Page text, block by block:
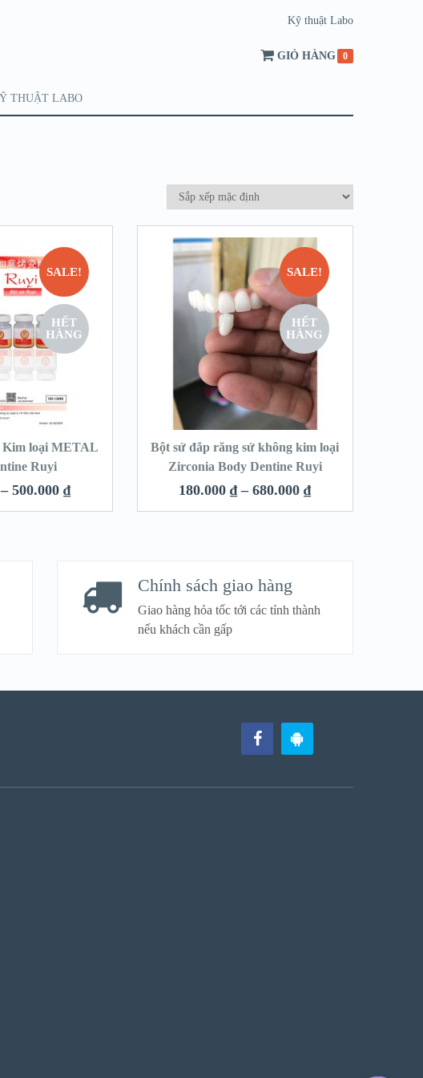
Kỹ thuật Labo
GIỎ HÀNG 0
THUẬT LABO
SALE!
HẾT
HÀNG
Kim loại METAL
Ruyi
– 500.000₫
SALE!
HẾT
HÀNG
Bột sứ đắp răng sứ không kim loại
Zirconia Body Dentine Ruyi
180.000₫ – 680.000₫
Chính sách giao hàng
Giao hàng hỏa tốc tới các tỉnh thành
nếu khách cần gấp